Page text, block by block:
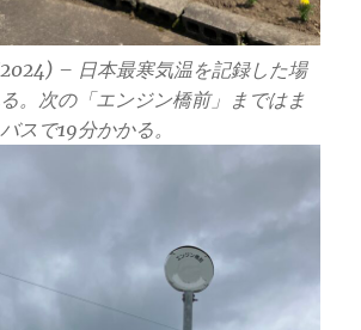
– 日本最寒気温を記録した場
。次の「エンジン橋前」まではま
スで19分かかる。